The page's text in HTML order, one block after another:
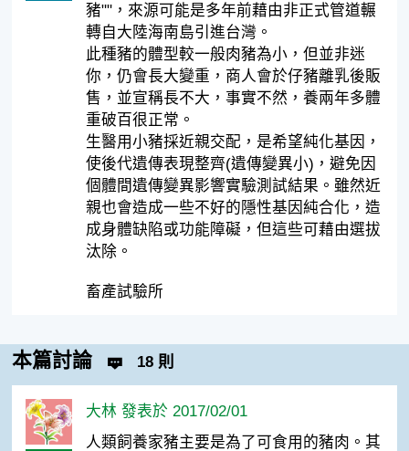
豬""，來源可能是多年前藉由非正式管道輾
轉自大陸海南島引進台灣。
此種豬的體型較一般肉豬為小，但並非迷
你，仍會長大變重，商人會於仔豬離乳後販
售，並宣稱長不大，事實不然，養兩年多體
重破百很正常。
生醫用小豬採近親交配，是希望純化基因，
使後代遺傳表現整齊(遺傳變異小)，避免因
個體間遺傳變異影響實驗測試結果。雖然近
親也會造成一些不好的隱性基因純合化，造
成身體缺陷或功能障礙，但這些可藉由選拔
汰除。
畜產試驗所
本篇討論 18 則
大林 發表於 2017/02/01
人類飼養家豬主要是為了可食用的豬肉。其